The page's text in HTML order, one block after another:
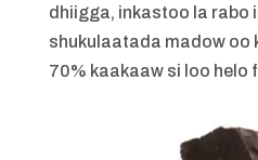
dhiigga, inkastoo la rabo
shukulaatada madow oo
70% kaakaaw si loo helo